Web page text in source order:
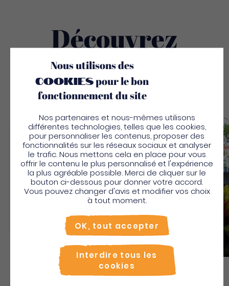
Du 17 octobre 2021 au 18 décembre 2021
Du 19 décembre 2021 au 1 mai 2022
Découvrez
Aussi
Le Botanik
Appartements et studios
Bienvenue en Martinique
Pour profiter de votre séjour et trouver des
activités en quelques clics, activez le mode “sur
place”.
Utiliser le mode surplace
Nous utilisons des
cookiespour le bon
fonctionnement du site
Nos partenaires et nous-mêmes utilisons
différentes technologies, telles que les cookies,
pour personnaliser les contenus, proposer des
fonctionnalités sur les réseaux sociaux et analyser
le trafic. Nous mettons cela en place pour vous
offrir le contenu le plus personnalisé et l'expérience
la plus agréable possible. Merci de cliquer sur le
bouton ci-dessous pour donner votre accord.
Vous pouvez changer d'avis et modifier vos choix
à tout moment.
OK, tout accepter
Interdire tous les
cookies